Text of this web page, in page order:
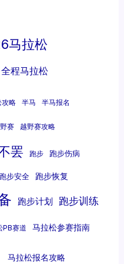
马拉松
全程马拉松
攻略 半马 半马报名
赛 越野赛攻略
罢 跑步 跑步伤病
跑步安全 跑步恢复
跑步计划 跑步训练
PB赛道 马拉松参赛指南
马拉松报名攻略